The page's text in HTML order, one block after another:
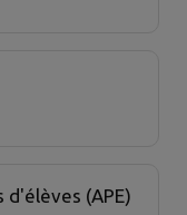
(APE)